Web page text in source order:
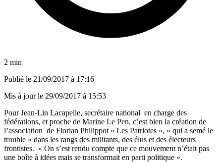
2 min
Publié le 21/09/2017 à 17:16
Mis à jour le 29/09/2017 à 15:53
Pour Jean-Lin Lacapelle, secrétaire national en charge des
fédérations, et proche de Marine Le Pen, c’est bien la création de
l’association de Florian Philippot « Les Patriotes », « qui a semé le
trouble » dans les rangs des militants, des élus et des électeurs
frontistes. « On s’est rendu compte que ce mouvement n’était pas
une boîte à idées mais se transformait en parti politique ».